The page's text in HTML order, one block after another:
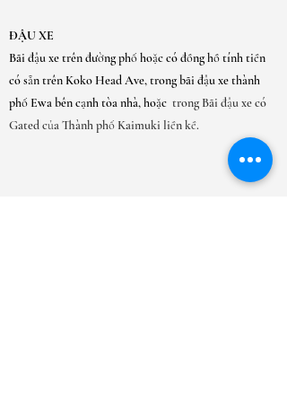
ĐẬU XE
Bãi đậu xe trên đường phố hoặc có đồng hồ tính tiền
có sẵn trên Koko Head Ave, trong bãi đậu xe thành
phố Ewa bên cạnh tòa nhà, hoặc trong Bãi đậu xe có
Gated của Thành phố Kaimuki liền kề.